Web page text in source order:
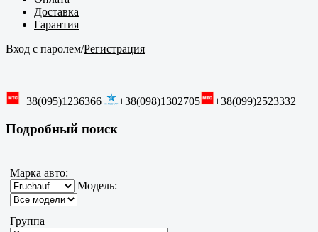
Доставка
Гарантия
Вход с паролем/Регистрация
+38(095)1236366 +38(098)1302705 +38(099)2523332
Подробный поиск
Марка авто:
Модель:
Группа